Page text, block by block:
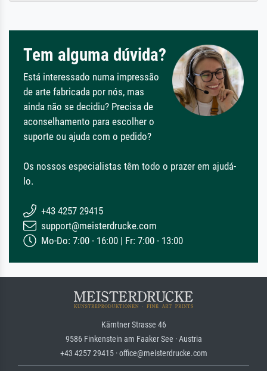
Tem alguma dúvida?
Está interessado numa impressão
de arte fabricada por nós, mas
ainda não se decidiu? Precisa de
aconselhamento para escolher o
suporte ou ajuda com o pedido?
Os nossos especialistas têm todo o prazer em ajudá-
lo.
+43 4257 29415
support@meisterdrucke.com
Mo-Do: 7:00 - 16:00 | Fr: 7:00 - 13:00
Kärntner Strasse 46
9586 Finkenstein am Faaker See · Austria
+43 4257 29415 · office@meisterdrucke.com